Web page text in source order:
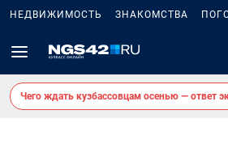
НЕДВИЖИМОСТЬ ЗНАКОМСТВА
Чего ждать кузбассовцам осенью — ответ